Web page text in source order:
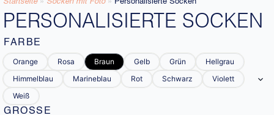
PERSONALISIERTE SOCKEN
FARBE
Orange Rosa Braun Gelb Grün
Hellgrau
Himmelblau
Marineblau Rot Schwarz
Violett
Weiß
GRÖSSE